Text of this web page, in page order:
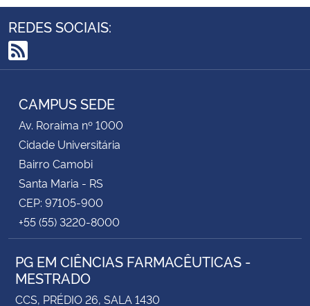
REDES SOCIAIS:
RSS
CAMPUS SEDE
Av. Roraima nº 1000
Cidade Universitária
Bairro Camobi
Santa Maria - RS
CEP: 97105-900
+55 (55) 3220-8000
PG EM CIÊNCIAS FARMACÊUTICAS -
MESTRADO
CCS, PRÉDIO 26, SALA 1430